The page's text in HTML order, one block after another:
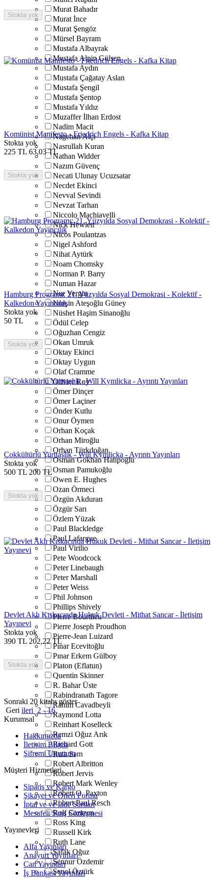
Murat Bahadır
Murat İnce
Murat Şengöz
Mürsel Bayram
Mustafa Albayrak
Mustafa Alpin Gülşen
Mustafa Aydın
Mustafa Çağatay Aslan
Mustafa Şengil
Mustafa Şentop
Mustafa Yıldız
Muzaffer İlhan Erdost
Nadim Macit
Nagehan Alçı
Nasrullah Kuran
Nathan Widder
Nazım Güvenç
Necati Ulunay Ucuzsatar
Necdet Ekinci
Nevval Sevindi
Nevzat Tarhan
Niccolo Machiavelli
Nick Hewlett
Nicos Poulantzas
Nigel Ashford
Nihat Aytürk
Noam Chomsky
Norman P. Barry
Numan Hazar
Nur Vergin
Nurşin Ateşoğlu Güney
Nüshet Haşim Sinanoğlu
Ödül Celep
Oğuzhan Cengiz
Okan Umruk
Oktay Ekinci
Oktay Uygun
Olaf Cramme
Olivier Roy
Ömer Dinçer
Ömer Laçiner
Önder Kutlu
Onur Öymen
Orhan Koçak
Orhan Miroğlu
Orhan Türkdoğan
Osman Gökhan Hatipoğlu
Osman Pamukoğlu
Owen E. Hughes
Ozan Örmeci
Özgün Akduran
Özgür Sarı
Özlem Yüzak
Paul Blackledge
Paul Lafargue
Paul Virilio
Pete Woodcock
Peter Linebaugh
Peter Marshall
Peter Weiss
Phil Johnson
Phillips Shively
Pierre Bourdieu
Pierre Joseph Proudhon
Pierre-Jean Luizard
Pınar Ecevitoğlu
Pınar Erkem Gülboy
Platon (Eflatun)
Quentin Skinner
R. Bahar Üste
Rabindranath Tagore
Rahim Cavadbeyli
Raymond Lotta
Reinhart Koselleck
Remzi Oğuz Arık
Richard Gott
Rıza Sam
Robert Albritton
Robert Jervis
Robert Mark Wenley
Robert O. Paxton
Robert Paul Resch
Rolf Cantzen
Ross King
Russell Kirk
Ruth Lane
Şafak Oğuz
Şennur Özdemir
Şenol Öztürk
Stokta yok
Komünist Manifesto - Friedrich Engels - Kafka Kitap
Stokta yok
225 TL 63,03 TL
Stokta yok
Hamburg Programı: 21. Yüzyılda Sosyal Demokrasi - Kolektif -
Kalkedon Yayıncılık
Stokta yok
50 TL
Stokta yok
Çokkültürlü Yurttaşlık - Will Kymlicka - Ayrıntı Yayınları
Stokta yok
500 TL 200 TL
Stokta yok
Devlet Aklı Kıskacında Hukuk Devleti - Mithat Sancar - İletişim
Yayınevi
Stokta yok
390 TL 202,22 TL
Stokta yok
Sonraki 20 kitabı göster
Geri ileri 2 - 16
Kurumsal
Hakkımızda
İletişim Bilgisi
Şifremi Unuttum
Müşteri Hizmetleri
Sipariş ve Kargo
Şikayet ve Öneri Formu
İptal ve ve İade Şartları
Mesafeli Satış Sözleşmesi
Yayınevleri
Alfa Yayınları
Anayurt Yayınları
Can Yayınları
İş Bankası Yayınları